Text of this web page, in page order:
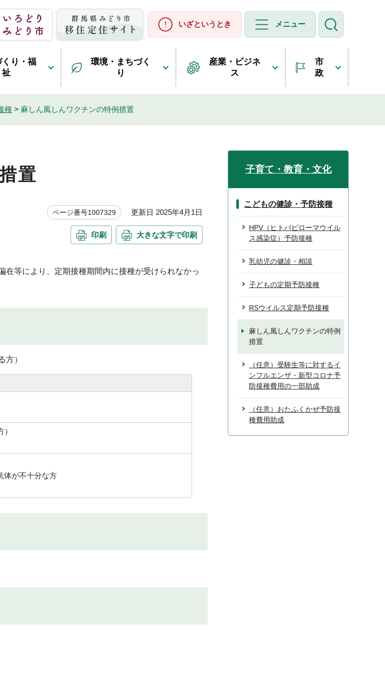
いざというとき メニュー
り・福
祉
環境・まちづく
り
産業・ビジネ
ス
市
政
種 > 麻しん風しんワクチンの特例措置
置
ページ番号1007329 更新日 2025年4月1日
印刷 大きな文字で印刷
等により、定期接種期間内に接種が受けられなかっ
方）
体が不十分な方
子育て・教育・文化
こどもの健診・予防接種
HPV（ヒトパピローマウイル
ス感染症）予防接種
乳幼児の健診・相談
子どもの定期予防接種
RSウイルス定期予防接種
麻しん風しんワクチンの特例
措置
（任意）受験生等に対するイ
ンフルエンザ・新型コロナ予
防接種費用の一部助成
（任意）おたふくかぜ予防接
種費用助成